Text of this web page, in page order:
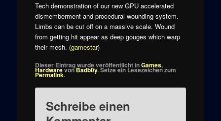
Tech demonstration of our new GPU accelerated
dismemberment and procedural wounding system.
Limbs can be cut off on a massive scale. Wound
from getting hit appear as deep gouges which warp
their mesh. (gamestar)
Dieser Eintrag wurde veröffentlicht inGames,
HardwarevonBadb0y. Setze ein Lesezeichen zum
Permalink.
Schreibe einen